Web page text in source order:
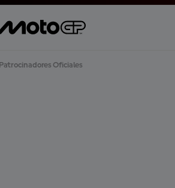
Patrocinadores Oficiales